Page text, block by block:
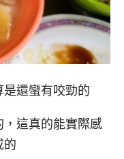
還蠻有咬勁的
這真的能實際感
的